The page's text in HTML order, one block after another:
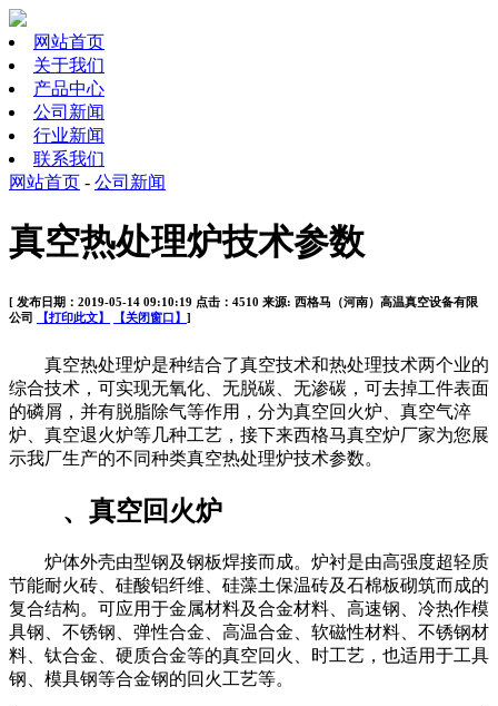
网站首页
关于我们
产品中心
公司新闻
行业新闻
联系我们
网站首页 - 公司新闻
真空热处理炉技术参数
[ 发布日期：2019-05-14 09:10:19 点击：4510 来源: 西格马（河南）高温真空设备有限
公司
【打印此文】 【关闭窗口】 ]
真空热处理炉是种结合了真空技术和热处理技术两个业的
综合技术，可实现无氧化、无脱碳、无渗碳，可去掉工件表面
的磷屑，并有脱脂除气等作用，分为真空回火炉、真空气淬
炉、真空退火炉等几种工艺，接下来西格马真空炉厂家为您展
示我厂生产的不同种类真空热处理炉技术参数。
、真空回火炉
炉体外壳由型钢及钢板焊接而成。炉衬是由高强度超轻质
节能耐火砖、硅酸铝纤维、硅藻土保温砖及石棉板砌筑而成的
复合结构。可应用于金属材料及合金材料、高速钢、冷热作模
具钢、不锈钢、弹性合金、高温合金、软磁性材料、不锈钢材
料、钛合金、硬质合金等的真空回火、时工艺，也适用于工具
钢、模具钢等合金钢的回火工艺等。